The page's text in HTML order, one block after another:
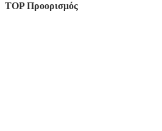
TOP Προορισμός